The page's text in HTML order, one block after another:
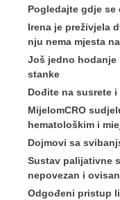
Pogledajte gdje
Irena je preživjela
nju nema mjesta
Još jedno hodanje
stanke
Dođite na susrete
MijelomCRO
hematološkim i
Dojmovi sa
Sustav palijativne
nepovezan i
Odgođeni pristup